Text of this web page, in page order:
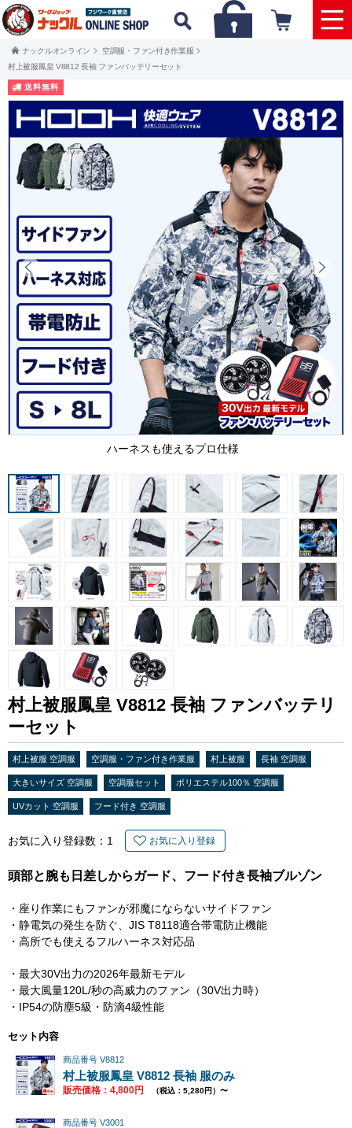
ナックルオンライン
空調服・ファン付き作業服
村上被服鳳皇 V8812 長袖 ファンバッテリーセット
送料無料
ハーネスも使えるプロ仕様
村上被服鳳皇 V8812 長袖 ファンバッテリ
ーセット
村上被服 空調服 空調服・ファン付き作業服 村上被服 長袖 空調服
大きいサイズ 空調服 空調服セット ポリエステル100％ 空調服
UVカット 空調服 フード付き 空調服
お気に入り登録数： 1 お気に入り登録
頭部と腕も日差しからガード、フード付き長袖ブルゾン
・座り作業にもファンが邪魔にならないサイドファン
・静電気の発生を防ぐ、JIS T8118適合帯電防止機能
・高所でも使えるフルハーネス対応品
・最大30V出力の2026年最新モデル
・最大風量120L/秒の高威力のファン（30V出力時）
・IP54の防塵5級・防滴4級性能
セット内容
商品番号 V8812
村上被服鳳皇 V8812 長袖 服のみ
販売価格：4,800円 （税込：5,280円）〜
商品番号 V3001